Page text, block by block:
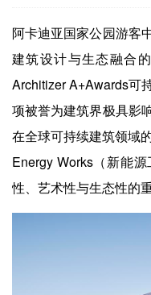
头条资讯
业 界
机 构
人 物
地 产
快速搜索
企业招聘
阿卡迪亚国家公园游客
建筑设计与生态融合
Architizer A+Awards可
项被誉为建筑界极具影
在全球可持续建筑领域
Energy Works（新能
性、艺术性与生态性的